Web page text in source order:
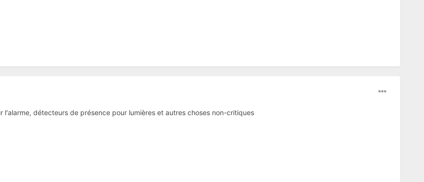
l'alarme, détecteurs de présence pour lumières et autres choses non-critiques